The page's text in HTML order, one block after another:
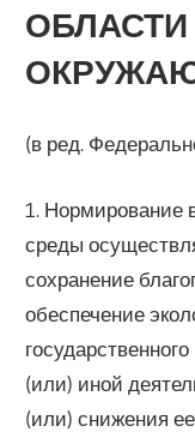
(в ред.
1. Нормирование
среды
сохранение
обеспечение
(или) иной
(или) снижения